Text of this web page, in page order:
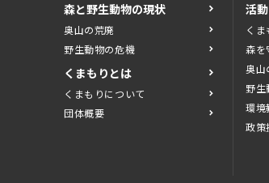
森と野生動物の現状
奥山の荒廃
野生動物の危機
くまもりとは
くまもりについて
団体概要
活
く
森を
奥山
野生
環境
政策